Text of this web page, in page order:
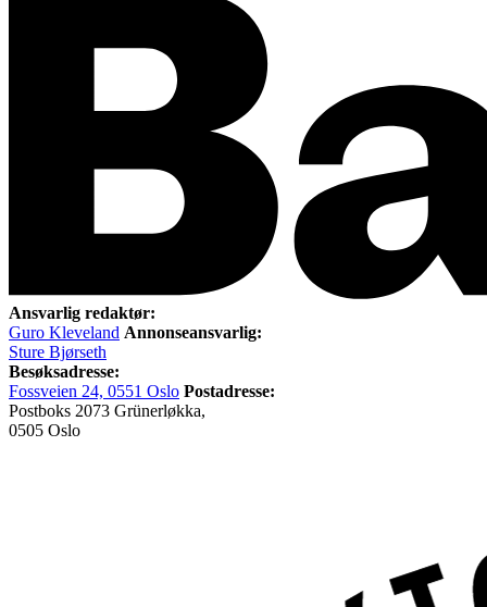
Ansvarlig redaktør:
Guro Kleveland Annonseansvarlig:
Sture Bjørseth
Besøksadresse:
Fossveien 24, 0551 Oslo Postadresse:
Postboks 2073 Grünerløkka,
0505 Oslo